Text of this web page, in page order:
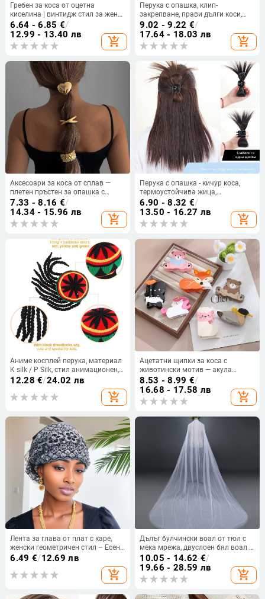
Гребен за коса от оцетна
киселина | винтидж стил за жени
| геометричен дизайн | ръчна
изработка | лято 2024
6.64 - 6.85 €/
12.99 - 13.40 лв
add_shopping_cart
Перука с опашка, клип-
закрепване, прави дълги коси,
естествен вид, термоустойчива
нишка
9.02 - 9.22 €/
17.64 - 18.03 лв
add_shopping_cart
Аксесоари за коса от сплав —
плетен пръстен за опашка с
плисиран дизайн, стил принцеса,
висока еластичност,
електроплатина, аксесоар за
глава, есен 2024
7.33 - 8.16 €/
14.34 - 15.96 лв
add_shopping_cart
Перука с опашка - кичур коса,
термоустойчива жица,
неподходяща за боядисване
6.90 - 8.32 €/
13.50 - 16.27 лв
add_shopping_cart
Аниме косплей перука, материал
K silk / P Silk, стил анимационен,
за игра на роли, не подлежи на
боядисване с горещи багри.
12.28 €/24.02 лв
add_shopping_cart
Ацетатни щипки за коса с
животински мотив — акула
дизайн, сладък и женствен стил,
универсални за всеки стил
8.53 - 8.99 €/
16.68 - 17.58 лв
add_shopping_cart
Лента за глава от плат с каре,
женски геометричен стил – Есен
2024
6.49 €/12.69 лв
add_shopping_cart
Дълъг булчински воал от тюл с
мека мрежа, двуслоен бял воал с
метален гребен
10.05 - 14.62 €/
19.66 - 28.59 лв
add_shopping_cart